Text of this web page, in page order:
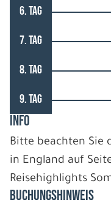
6. TAG
7. TAG
8. TAG
9. TAG
INFO
Bitte beachten Sie
in England auf
Reisehighlights
BUCHUNGSHINWEIS